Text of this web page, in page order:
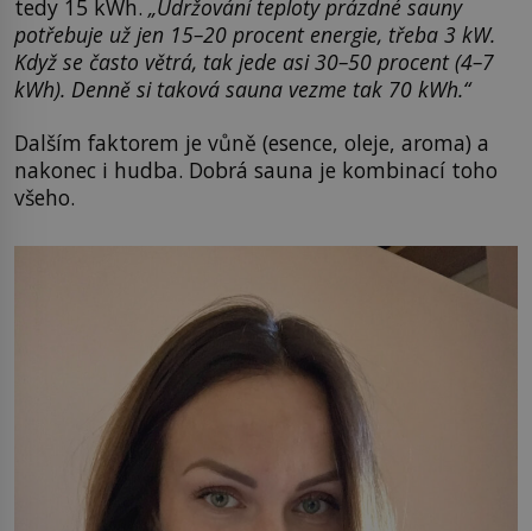
tedy 15 kWh. „Udržování teploty prázdné sauny
potřebuje už jen 15–20 procent energie, třeba 3 kW.
Když se často větrá, tak jede asi 30–50 procent (4–7
kWh). Denně si taková sauna vezme tak 70 kWh.“
Dalším faktorem je vůně (esence, oleje, aroma) a
nakonec i hudba. Dobrá sauna je kombinací toho
všeho.